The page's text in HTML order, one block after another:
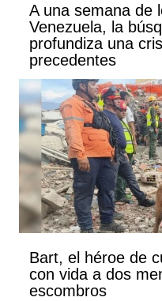
A una semana de
Venezuela, la
profundiza una
precedentes
Bart, el héroe de
con vida a dos
escombros